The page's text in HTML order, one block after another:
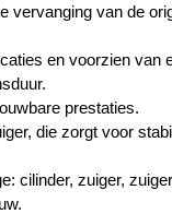
vervanging van de
en voorzien
prestaties.
die zorgt voor
cilinder, zuiger,